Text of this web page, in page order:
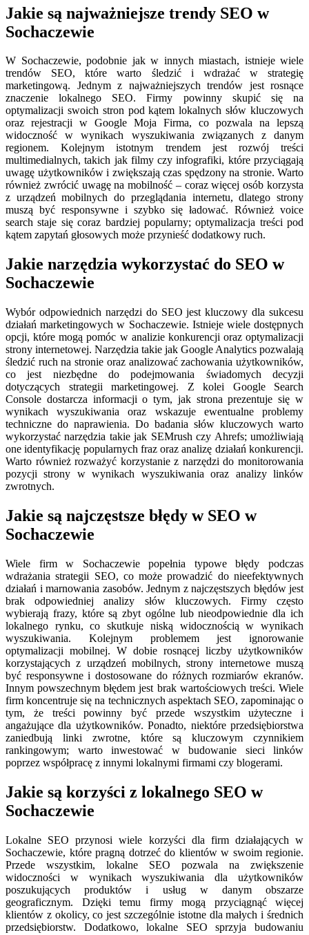
Jakie są najważniejsze trendy SEO w
Sochaczewie
W Sochaczewie, podobnie jak w innych miastach, istnieje wiele
trendów SEO, które warto śledzić i wdrażać w strategię
marketingową. Jednym z najważniejszych trendów jest rosnące
znaczenie lokalnego SEO. Firmy powinny skupić się na
optymalizacji swoich stron pod kątem lokalnych słów kluczowych
oraz rejestracji w Google Moja Firma, co pozwala na lepszą
widoczność w wynikach wyszukiwania związanych z danym
regionem. Kolejnym istotnym trendem jest rozwój treści
multimedialnych, takich jak filmy czy infografiki, które przyciągają
uwagę użytkowników i zwiększają czas spędzony na stronie. Warto
również zwrócić uwagę na mobilność – coraz więcej osób korzysta
z urządzeń mobilnych do przeglądania internetu, dlatego strony
muszą być responsywne i szybko się ładować. Również voice
search staje się coraz bardziej popularny; optymalizacja treści pod
kątem zapytań głosowych może przynieść dodatkowy ruch.
Jakie narzędzia wykorzystać do SEO w
Sochaczewie
Wybór odpowiednich narzędzi do SEO jest kluczowy dla sukcesu
działań marketingowych w Sochaczewie. Istnieje wiele dostępnych
opcji, które mogą pomóc w analizie konkurencji oraz optymalizacji
strony internetowej. Narzędzia takie jak Google Analytics pozwalają
śledzić ruch na stronie oraz analizować zachowania użytkowników,
co jest niezbędne do podejmowania świadomych decyzji
dotyczących strategii marketingowej. Z kolei Google Search
Console dostarcza informacji o tym, jak strona prezentuje się w
wynikach wyszukiwania oraz wskazuje ewentualne problemy
techniczne do naprawienia. Do badania słów kluczowych warto
wykorzystać narzędzia takie jak SEMrush czy Ahrefs; umożliwiają
one identyfikację popularnych fraz oraz analizę działań konkurencji.
Warto również rozważyć korzystanie z narzędzi do monitorowania
pozycji strony w wynikach wyszukiwania oraz analizy linków
zwrotnych.
Jakie są najczęstsze błędy w SEO w
Sochaczewie
Wiele firm w Sochaczewie popełnia typowe błędy podczas
wdrażania strategii SEO, co może prowadzić do nieefektywnych
działań i marnowania zasobów. Jednym z najczęstszych błędów jest
brak odpowiedniej analizy słów kluczowych. Firmy często
wybierają frazy, które są zbyt ogólne lub nieodpowiednie dla ich
lokalnego rynku, co skutkuje niską widocznością w wynikach
wyszukiwania. Kolejnym problemem jest ignorowanie
optymalizacji mobilnej. W dobie rosnącej liczby użytkowników
korzystających z urządzeń mobilnych, strony internetowe muszą
być responsywne i dostosowane do różnych rozmiarów ekranów.
Innym powszechnym błędem jest brak wartościowych treści. Wiele
firm koncentruje się na technicznych aspektach SEO, zapominając o
tym, że treści powinny być przede wszystkim użyteczne i
angażujące dla użytkowników. Ponadto, niektóre przedsiębiorstwa
zaniedbują linki zwrotne, które są kluczowym czynnikiem
rankingowym; warto inwestować w budowanie sieci linków
poprzez współpracę z innymi lokalnymi firmami czy blogerami.
Jakie są korzyści z lokalnego SEO w
Sochaczewie
Lokalne SEO przynosi wiele korzyści dla firm działających w
Sochaczewie, które pragną dotrzeć do klientów w swoim regionie.
Przede wszystkim, lokalne SEO pozwala na zwiększenie
widoczności w wynikach wyszukiwania dla użytkowników
poszukujących produktów i usług w danym obszarze
geograficznym. Dzięki temu firmy mogą przyciągnąć więcej
klientów z okolicy, co jest szczególnie istotne dla małych i średnich
przedsiębiorstw. Dodatkowo, lokalne SEO sprzyja budowaniu